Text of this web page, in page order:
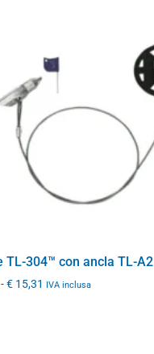
TL-304™ con ancla TL-A2
- €15,31 IVA inclusa